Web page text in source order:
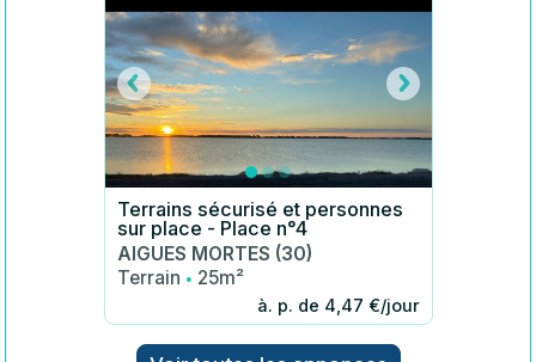
Terrains sécurisé et personnes
sur place - Place n°4
AIGUES MORTES (30)
Terrain · 25m²
à. p. de 4,47 €/jour